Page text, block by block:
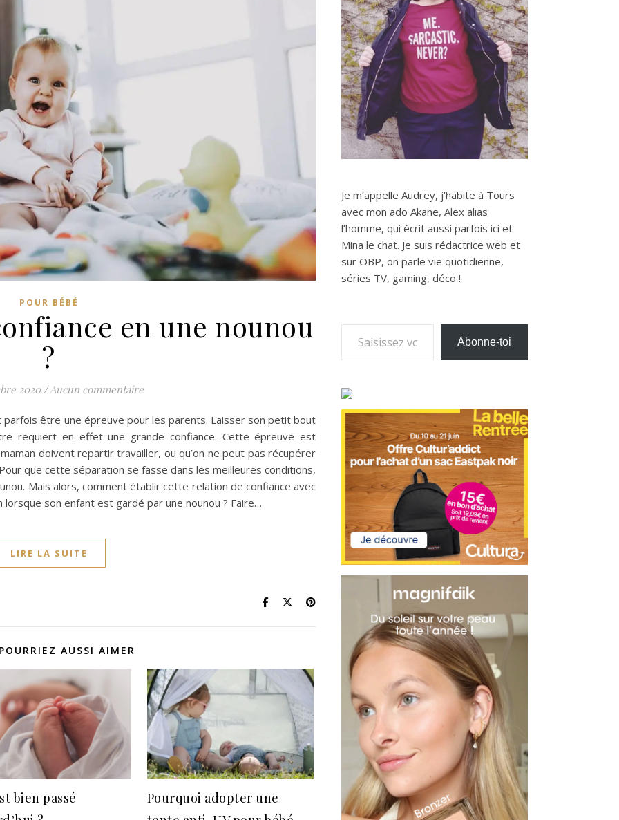
POUR BÉBÉ
en une nounou
?
2020 /Aucun commentaire
être une épreuve pour les parents. Laisser son petit bout
requiert en effet une grande confiance. Cette épreuve est
doivent repartir travailler, ou qu’on ne peut pas récupérer
que cette séparation se fasse dans les meilleures conditions,
Mais alors, comment établir cette relation de confiance avec
son enfant est gardé par une nounou ? Faire…
LIRE LA SUITE
AUSSI AIMER
bien passé
Pourquoi adopter une
Je m’appelle Audrey, j’habite à Tours
avec mon ado Akane, Alex alias
l’homme, qui écrit aussi parfois ici et
Mina le chat. Je suis rédactrice web et
sur OBP, on parle vie quotidienne,
séries TV, gaming, déco !
Saisissez votre adresse e-mail…
Abonne-toi